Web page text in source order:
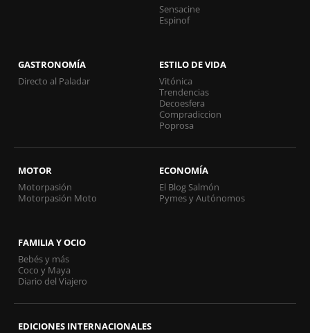
Sensacine
Espinof
GASTRONOMÍA
Directo al Paladar
ESTILO DE VIDA
Vitónica
Trendencias
Decoesfera
Compradiccion
Poprosa
MOTOR
Motorpasión
Motorpasión Moto
ECONOMÍA
El Blog Salmón
Pymes y Autónomos
FAMILIA Y OCIO
Bebés y más
Coco y Maya
Diario del Viajero
EDICIONES INTERNACIONALES